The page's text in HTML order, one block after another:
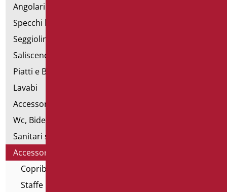
Angolari doccia e vasca
Specchi bagno
Seggiolini vasca e doccia
Saliscendi doccia di sostegno
Piatti e Box Doccia
Lavabi
Accessori per Lavabo
Wc, Bidet e pareti attrezzate
Sanitari speciali
Accessori per WC
Copribordi per wc Open
Staffe per wc sospesi